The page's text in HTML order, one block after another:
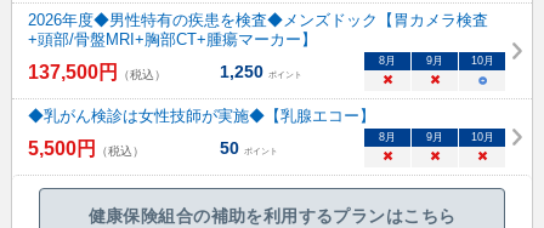
2026年度◆男性特有の疾患を検査◆メンズドック【胃カメラ検査
+頭部/骨盤MRI+胸部CT+腫瘍マーカー】
137,500円 （税込） 1,250 ポイント
8月 9月 10月
× × ○
◆乳がん検診は女性技師が実施◆【乳腺エコー】
5,500円 （税込） 50 ポイント
8月 9月 10月
× × ×
健康保険組合の補助を利用するプランはこちら